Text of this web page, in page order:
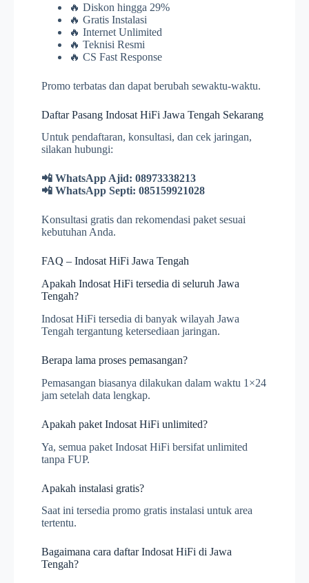
🔥 Diskon hingga 29%
🔥 Gratis Instalasi
🔥 Internet Unlimited
🔥 Teknisi Resmi
🔥 CS Fast Response
Promo terbatas dan dapat berubah sewaktu-waktu.
Daftar Pasang Indosat HiFi Jawa Tengah Sekarang
Untuk pendaftaran, konsultasi, dan cek jaringan,
silakan hubungi:
📲 WhatsApp Ajid: 08973338213
📲 WhatsApp Septi: 085159921028
Konsultasi gratis dan rekomendasi paket sesuai
kebutuhan Anda.
FAQ – Indosat HiFi Jawa Tengah
Apakah Indosat HiFi tersedia di seluruh Jawa
Tengah?
Indosat HiFi tersedia di banyak wilayah Jawa
Tengah tergantung ketersediaan jaringan.
Berapa lama proses pemasangan?
Pemasangan biasanya dilakukan dalam waktu 1×24
jam setelah data lengkap.
Apakah paket Indosat HiFi unlimited?
Ya, semua paket Indosat HiFi bersifat unlimited
tanpa FUP.
Apakah instalasi gratis?
Saat ini tersedia promo gratis instalasi untuk area
tertentu.
Bagaimana cara daftar Indosat HiFi di Jawa
Tengah?